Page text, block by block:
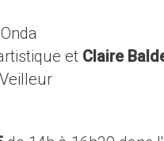
et Claire